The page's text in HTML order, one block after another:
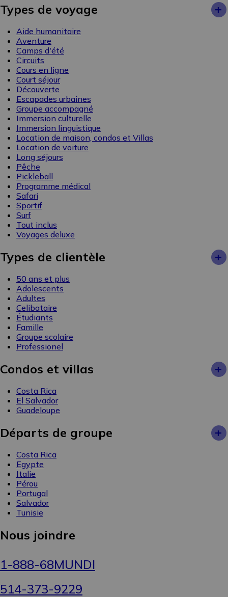
+
Types de voyage
Aide humanitaire
Aventure
Camps d'été
Circuits
Cours en ligne
Court séjour
Découverte
Escapades urbaines
Groupe accompagné
Immersion culturelle
Immersion linguistique
Location de maison, condos et Villas
Location de voiture
Long séjours
Pêche
Pickleball
Programme médical
Safari
Sportif
Surf
Tout inclus
Voyages deluxe
+
Types de clientèle
50 ans et plus
Adolescents
Adultes
Celibataire
Étudiants
Famille
Groupe scolaire
Professionel
+
Condos et villas
Costa Rica
El Salvador
Guadeloupe
+
Départs de groupe
Costa Rica
Egypte
Italie
Pérou
Portugal
Salvador
Tunisie
Nous joindre
1-888-68MUNDI
514-373-9229